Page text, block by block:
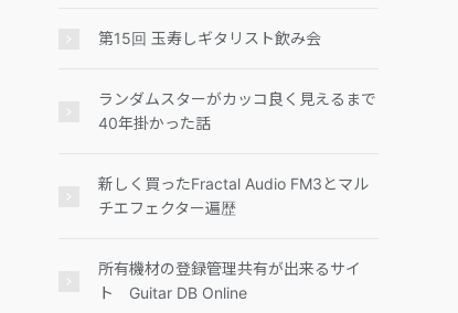
第15回 玉寿しギタリスト飲み会
ランダムスターがカッコ良く見えるまで
40年掛かった話
新しく買ったFractal Audio FM3とマル
チエフェクター遍歴
所有機材の登録管理共有が出来るサイ
ト Guitar DB Online